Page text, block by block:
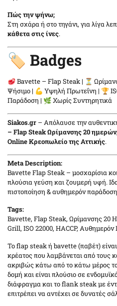
Πώς την ψήνω;
Στη σχάρα ή στο τηγάνι, για λίγα
κάθετα στις ίνες.
🏷️ Badges
🥩 Bavette – Flap Steak | ⏳
Ψήσιμο | 💪 Υψηλή Πρωτεΐνη | 🏆
Παράδοση | 🌿 Χωρίς Συντηρητικά
Siakos.gr – Απόλαυσε την
– Flap Steak Ωρίμανσης 20 ημερών
Online Κρεοπωλείο της Αττικής.
Meta Description:
Bavette Flap Steak – μοσχαρίσια
πλούσια γεύση και ζουμερή υφή.
πιστοποίηση & αυθημερόν
Tags:
Bavette, Flap Steak, Ωρίμανσης 20
Grill, ISO 22000, HACCP,
Το flap steak ή bavette (παβέτ)
κρέατος που λαμβάνεται από τους
ακριβώς κάτω από το κάτω μέρος
δομή και είναι πλούσιο σε
διάφραγμα και το flank steak με
επιτρέπει να αντέχει σε δυνατές